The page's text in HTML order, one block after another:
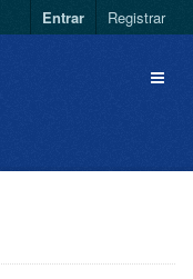
Entrar Registrar